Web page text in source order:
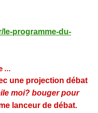
le-programme-du-
…
une projection débat
moi? bouger pour
lanceur de débat.